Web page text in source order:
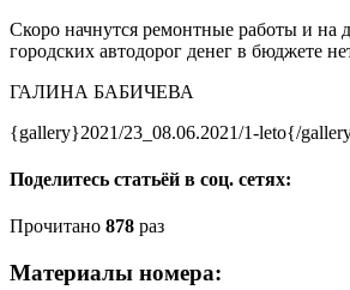
Скоро начнутся ремонтные работы и
городских автодорог денег в бюджете
ГАЛИНА БАБИЧЕВА
{gallery}2021/23_08.06.2021/1-leto{/
Поделитесь статьёй в соц. сетях:
Прочитано 878 раз
Материалы номера: